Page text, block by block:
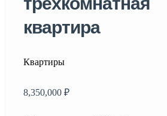
квартира
Квартиры
8,350,000 ₽